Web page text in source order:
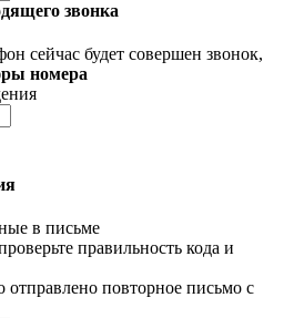
звонка
сейчас будет совершен звонок,
номера
в письме
правильность кода и
повторное письмо с